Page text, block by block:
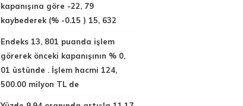
kapanışına göre -22, 79
kaybederek (% -0.15 ) 15, 632
Endeks 13, 801 puanda işlem
görerek önceki kapanışının % 0,
01 üstünde . İşlem hacmi 124,
500.00 milyon TL de